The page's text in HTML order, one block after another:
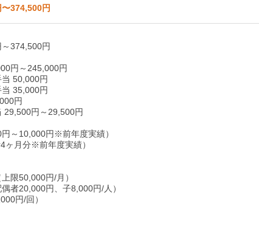
374,500円
374,500円
円～245,000円
当 50,000円
当 35,000円
円
29,500円～29,500円
～10,000円※前年度実績）
ヶ月分※前年度実績）
限50,000円/月）
偶者20,000円、子8,000円/人）
円/回）